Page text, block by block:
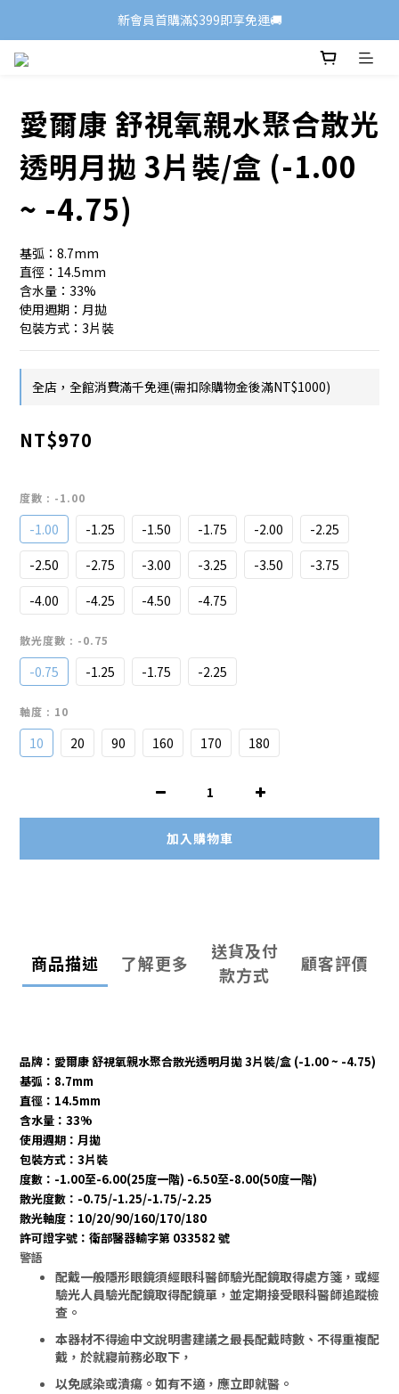
新會員首購滿$399即享免運🚚
愛爾康 舒視氧親水聚合散光
透明月拋 3片裝/盒 (-1.00
~ -4.75)
基弧：8.7mm
直徑：14.5mm
含水量：33%
使用週期：月拋
包裝方式：3片裝
全店，全館消費滿千免運(需扣除購物金後滿NT$1000)
NT$970
度數 : -1.00
-1.00 -1.25 -1.50 -1.75 -2.00
-2.25
-2.50
-2.75 -3.00 -3.25 -3.50
-3.75
-4.00
-4.25 -4.50 -4.75
散光度數 : -0.75
-0.75 -1.25 -1.75 -2.25
軸度 : 10
10 20 90 160 170 180
加入購物車
商品描述 了解更多
送貨及付
款方式
顧客評價
品牌：愛爾康 舒視氧親水聚合散光透明月拋 3片裝/盒 (-1.00 ~ -4.75)
基弧：8.7mm
直徑：14.5mm
含水量：33%
使用週期：月拋
包裝方式：3片裝
度數：-1.00至-6.00(25度一階) -6.50至-8.00(50度一階)
散光度數：-0.75/-1.25/-1.75/-2.25
散光軸度：10/20/90/160/170/180
許可證字號：衛部醫器輸字第 033582 號
警語
配戴一般隱形眼鏡須經眼科醫師驗光配鏡取得處方箋，或經
驗光人員驗光配鏡取得配鏡單，並定期接受眼科醫師追蹤檢
查。
本器材不得逾中文說明書建議之最長配戴時數、不得重複配
戴，於就寢前務必取下，
以免感染或潰瘍。 如有不適，應立即就醫。